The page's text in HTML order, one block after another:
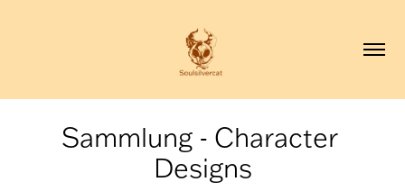
Sammlung - Character
Designs